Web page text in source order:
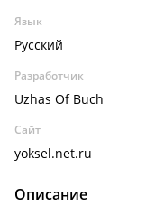
Язык
Русский
Разработчик
Uzhas Of Buch
Сайт
yoksel.net.ru
Описание